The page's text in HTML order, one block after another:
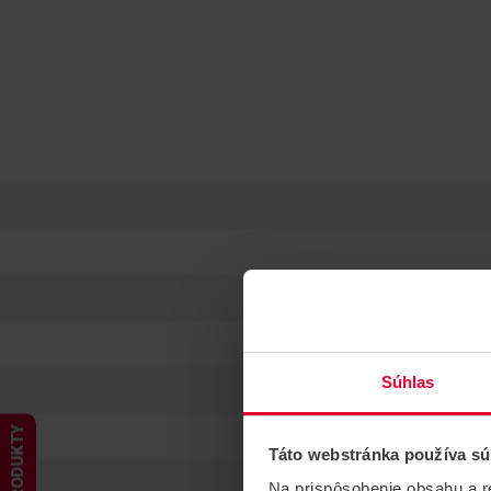
Súhlas
Táto webstránka používa
PRODUKTY